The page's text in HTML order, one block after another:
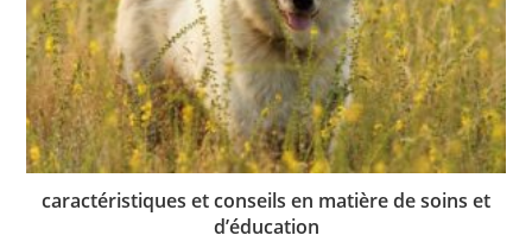
caractéristiques et conseils en matière de soins et
d’éducation